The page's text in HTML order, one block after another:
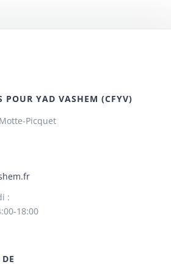
POUR YAD VASHEM (CFYV)
Picquet
:
18:00